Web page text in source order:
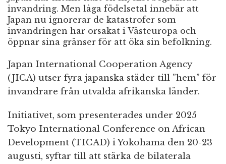
invandring. Men låga födelsetal innebär att
Japan nu ignorerar de katastrofer som
invandringen har orsakat i Västeuropa och
öppnar sina gränser för att öka sin befolkning.
Japan International Cooperation Agency
(JICA) utser fyra japanska städer till ”hem” för
invandrare från utvalda afrikanska länder.
Initiativet, som presenterades under 2025
Tokyo International Conference on African
Development (TICAD) i Yokohama den 20-23
augusti, syftar till att stärka de bilaterala